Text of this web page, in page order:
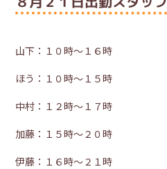
山下：１０時～１６時
ほう：１０時～１５時
中村：１２時～１７時
加藤：１５時～２０時
伊藤：１６時～２１時